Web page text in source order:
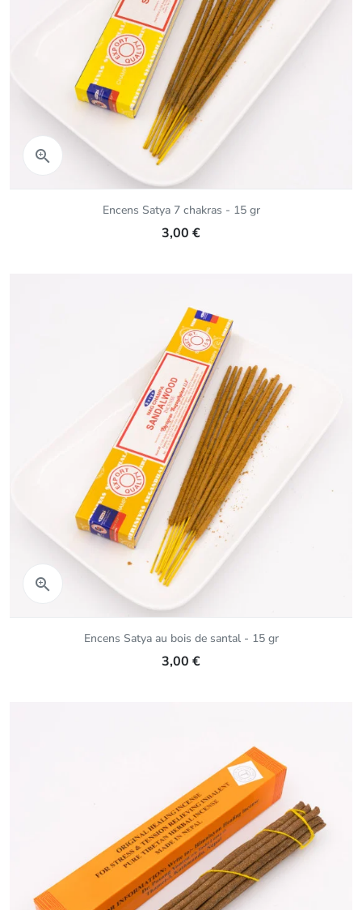
 Aperçu rapide
Encens Satya 7 chakras - 15 gr
3,00 €
 Aperçu rapide
Encens Satya au bois de santal - 15 gr
3,00 €